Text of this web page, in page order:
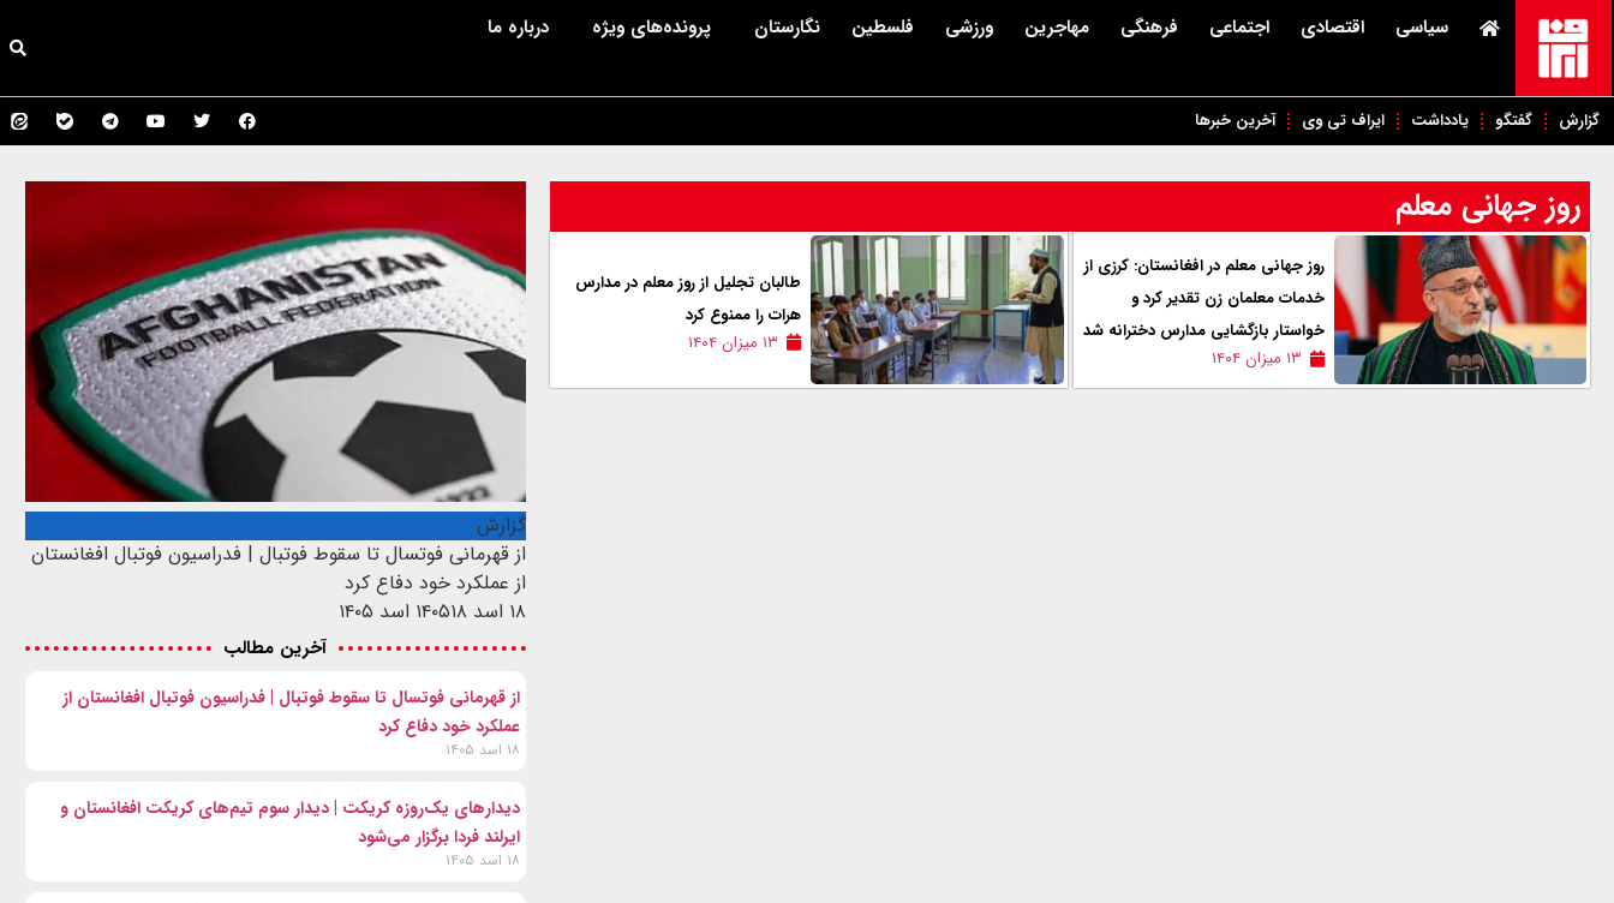
سیاسی اقتصادی اجتماعی فرهنگی مهاجرین ورزشی فلسطین نگارستان پرونده‌های ویژه درباره ما
گزارش گفتگو یادداشت ایراف تی وی آخرین خبرها
روز جهانی معلم
روز جهانی معلم در افغانستان: کرزی از
خدمات معلمان زن تقدير کرد و
خواستار بازگشایی مدارس دخترانه شد
۱۳ میزان ۱۴۰۴
طالبان تجلیل از روز معلم در مدارس
هرات را ممنوع کرد
۱۳ میزان ۱۴۰۴
گزارش
از قهرمانی فوتسال تا سقوط فوتبال | فدراسیون فوتبال افغانستان
از عملکرد خود دفاع کرد
۱۸ اسد ۱۴۰۵
۱۸ اسد ۱۴۰۵
آخرین مطالب
از قهرمانی فوتسال تا سقوط فوتبال | فدراسیون فوتبال افغانستان از
عملکرد خود دفاع کرد
۱۸ اسد ۱۴۰۵
دیدارهای یک‌روزه کریکت | دیدار سوم تیم‌های کریکت افغانستان و
ایرلند فردا برگزار می‌شود
۱۸ اسد ۱۴۰۵